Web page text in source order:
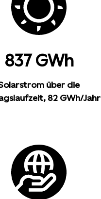
837 GWh
über die
82 GWh/Jahr